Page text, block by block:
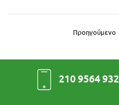
Προηγούμενο
210 9564 932